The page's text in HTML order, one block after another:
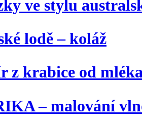
ve stylu
lodě – koláž
z krabice od
– malování